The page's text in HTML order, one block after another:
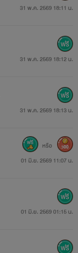
31 พ.ค. 2569 18:11 น.
31 พ.ค. 2569 18:12 น.
31 พ.ค. 2569 18:13 น.
01 มิ.ย. 2569 11:07 น.
หรือ 300
01 มิ.ย. 2569 01:15 น.